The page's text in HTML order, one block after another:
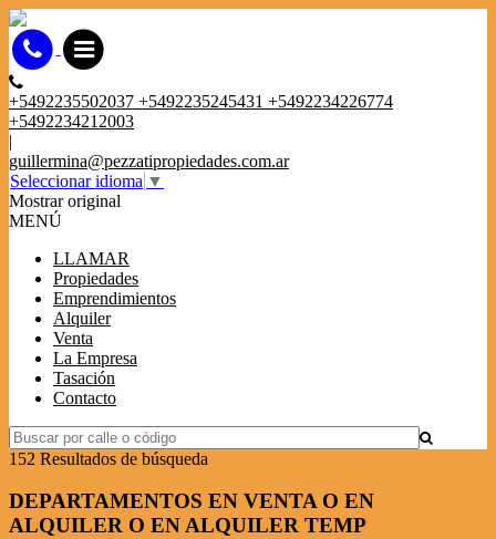
+5492235502037 +5492235245431 +5492234226774
+5492234212003
|
guillermina@pezzatipropiedades.com.ar
Seleccionar idioma ▼
Mostrar original
MENÚ
LLAMAR
Propiedades
Emprendimientos
Alquiler
Venta
La Empresa
Tasación
Contacto
152 Resultados de búsqueda
DEPARTAMENTOS EN VENTA O EN
ALQUILER O EN ALQUILER TEMP